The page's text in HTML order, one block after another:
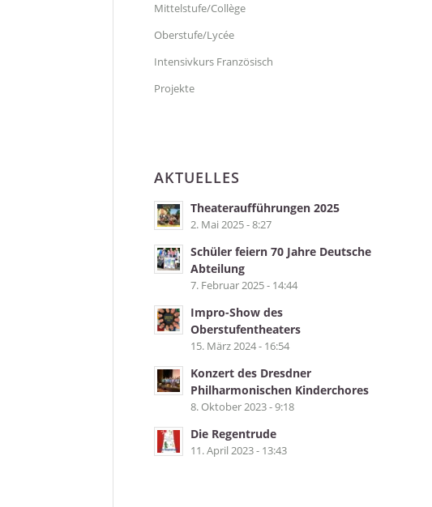
Mittelstufe/Collège
Oberstufe/Lycée
Intensivkurs Französisch
Projekte
AKTUELLES
Theateraufführungen 2025
2. Mai 2025 - 8:27
Schüler feiern 70 Jahre Deutsche
Abteilung
7. Februar 2025 - 14:44
Impro-Show des
Oberstufentheaters
15. März 2024 - 16:54
Konzert des Dresdner
Philharmonischen Kinderchores
8. Oktober 2023 - 9:18
Die Regentrude
11. April 2023 - 13:43